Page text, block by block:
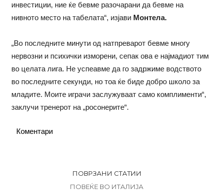
инвестиции, ние ќе бевме разочарани да бевме на
нивното место на табелата“, изјави Монтела.
„Во последните минути од натпреварот бевме многу
нервозни и психички изморени, сепак ова е најмадиот тим
во целата лига. Не успеавме да го задржиме водството
во последните секунди, но тоа ќе биде добро школо за
младите. Моите играчи заслужуваат само комплименти“,
заклучи тренерот на „росонерите“.
Коментари
ПОВРЗАНИ СТАТИИ
ПОВЕЌЕ ВО ИТАЛИЈА